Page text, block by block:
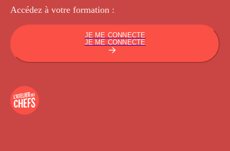
Accédez à votre formation :
JE ME CONNECTE
JE ME CONNECTE